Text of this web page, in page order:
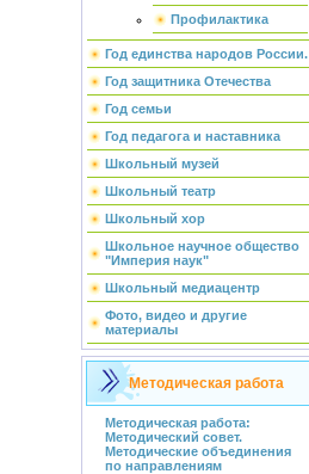
Профилактика
Год единства народов России.
Год защитника Отечества
Год семьи
Год педагога и наставника
Школьный музей
Школьный театр
Школьный хор
Школьное научное общество
"Империя наук"
Школьный медиацентр
Фото, видео и другие
материалы
Методическая работа
Методическая работа:
Методический совет.
Методические объединения
по направлениям